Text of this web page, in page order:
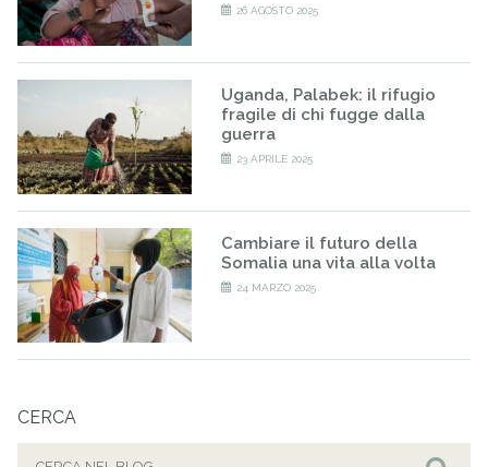
26 AGOSTO 2025
Uganda, Palabek: il rifugio
fragile di chi fugge dalla
guerra
23 APRILE 2025
Cambiare il futuro della
Somalia una vita alla volta
24 MARZO 2025
CERCA